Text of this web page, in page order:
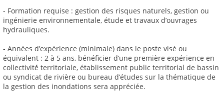
- Formation requise : gestion des risques naturels, gestion ou
ingénierie environnementale, étude et travaux d’ouvrages
hydrauliques.
- Années d’expérience (minimale) dans le poste visé ou
équivalent : 2 à 5 ans, bénéficier d’une première expérience en
collectivité́ territoriale, établissement public territorial de bassin
ou syndicat de rivière ou bureau d’études sur la thématique de
la gestion des inondations sera appréciée.